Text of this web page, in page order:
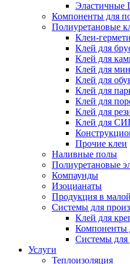
Компоненты для
Полиуретановые
Клеи-
Клей для
Клей для
Клей для
Клей для
Клей для
Клей для
Клей для
Клей для
Прочие клеи
Наливные полы
Полиуретановые
Компаунды
Изоцианаты
Продукция в
Системы для
Клей для
Компоненты
Системы для
Услуги
Теплоизоляция